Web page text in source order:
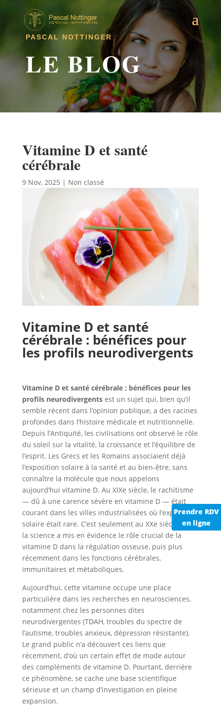
Prendre RDV
en ligne
PASCAL NOTTINGER
LE BLOG
Vitamine D et santé
cérébrale
9 Nov, 2025 | Non classé
Vitamine D et santé
cérébrale : bénéfices pour
les profils neurodivergents
Vitamine D et santé cérébrale : bénéfices pour les
profils neurodivergentsest un sujet qui, bien qu’il
semble récent dans l’opinion publique, a des racines
profondes dans l’histoire médicale et nutritionnelle.
Depuis l’Antiquité, les civilisations ont observé le rôle
du soleil sur la vitalité, la croissance et l’équilibre de
l’esprit. Les Grecs et les Romains associaient déjà
l’exposition solaire à la santé et au bien-être, sans
connaître la molécule que nous appelons
aujourd’hui vitamine D. Au XIXe siècle, le rachitisme
— dû à une carence sévère en vitamine D — était
courant dans les villes industrialisées où l’exposition
solaire était rare. C’est seulement au XXe siècle que
la science a mis en évidence le rôle crucial de la
vitamine D dans la régulation osseuse, puis plus
récemment dans les fonctions cérébrales,
immunitaires et métaboliques.
Aujourd’hui, cette vitamine occupe une place
particulière dans les recherches en neurosciences,
notamment chez les personnes dites
neurodivergentes (TDAH, troubles du spectre de
l’autisme, troubles anxieux, dépression résistante).
Le grand public n’a découvert ces liens que
récemment, d’où un certain effet de mode autour
des compléments de vitamine D. Pourtant, derrière
ce phénomène, se cache une base scientifique
sérieuse et un champ d’investigation en pleine
expansion.